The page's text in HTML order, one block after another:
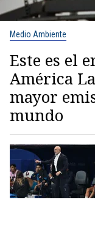
Medio Ambiente
Este es el
América
mayor
mundo